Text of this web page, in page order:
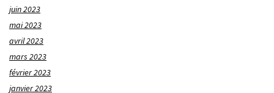
juin 2023
mai 2023
avril 2023
mars 2023
février 2023
janvier 2023